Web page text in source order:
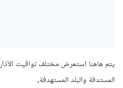
المستدفة والبلد المستهدفة,